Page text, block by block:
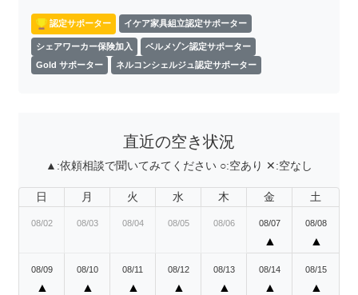
認定サポーター イケア家具組立認定サポーター
シェアワーカー保険加入
ベルメゾン認定サポーター
Gold サポーター
ネルコンシェルジュ認定サポーター
直近の空き状況
▲:依頼相談で聞いてみてください ○:空あり ✕:空なし
日 月 火 水 木 金 土
08/02 08/03 08/04 08/05 08/06 08/07
▲
08/08
▲
08/09
▲
08/10
▲
08/11
▲
08/12
▲
08/13
▲
08/14
▲
08/15
▲